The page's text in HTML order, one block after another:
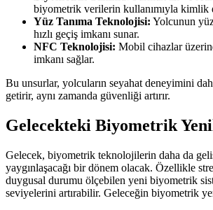
biyometrik verilerin kullanımıyla kimlik
Yüz Tanıma Teknolojisi: Yolcunun yüz
hızlı geçiş imkanı sunar.
NFC Teknolojisi: Mobil cihazlar
imkanı sağlar.
Bu unsurlar, yolcuların seyahat deneyimini
getirir, aynı zamanda güvenliği artırır.
Gelecekteki Biyometrik
Gelecek, biyometrik teknolojilerin daha da
yaygınlaşacağı bir dönem olacak. Özellikle
duygusal durumu ölçebilen yeni biyometrik
seviyelerini artırabilir. Geleceğin biyometrik